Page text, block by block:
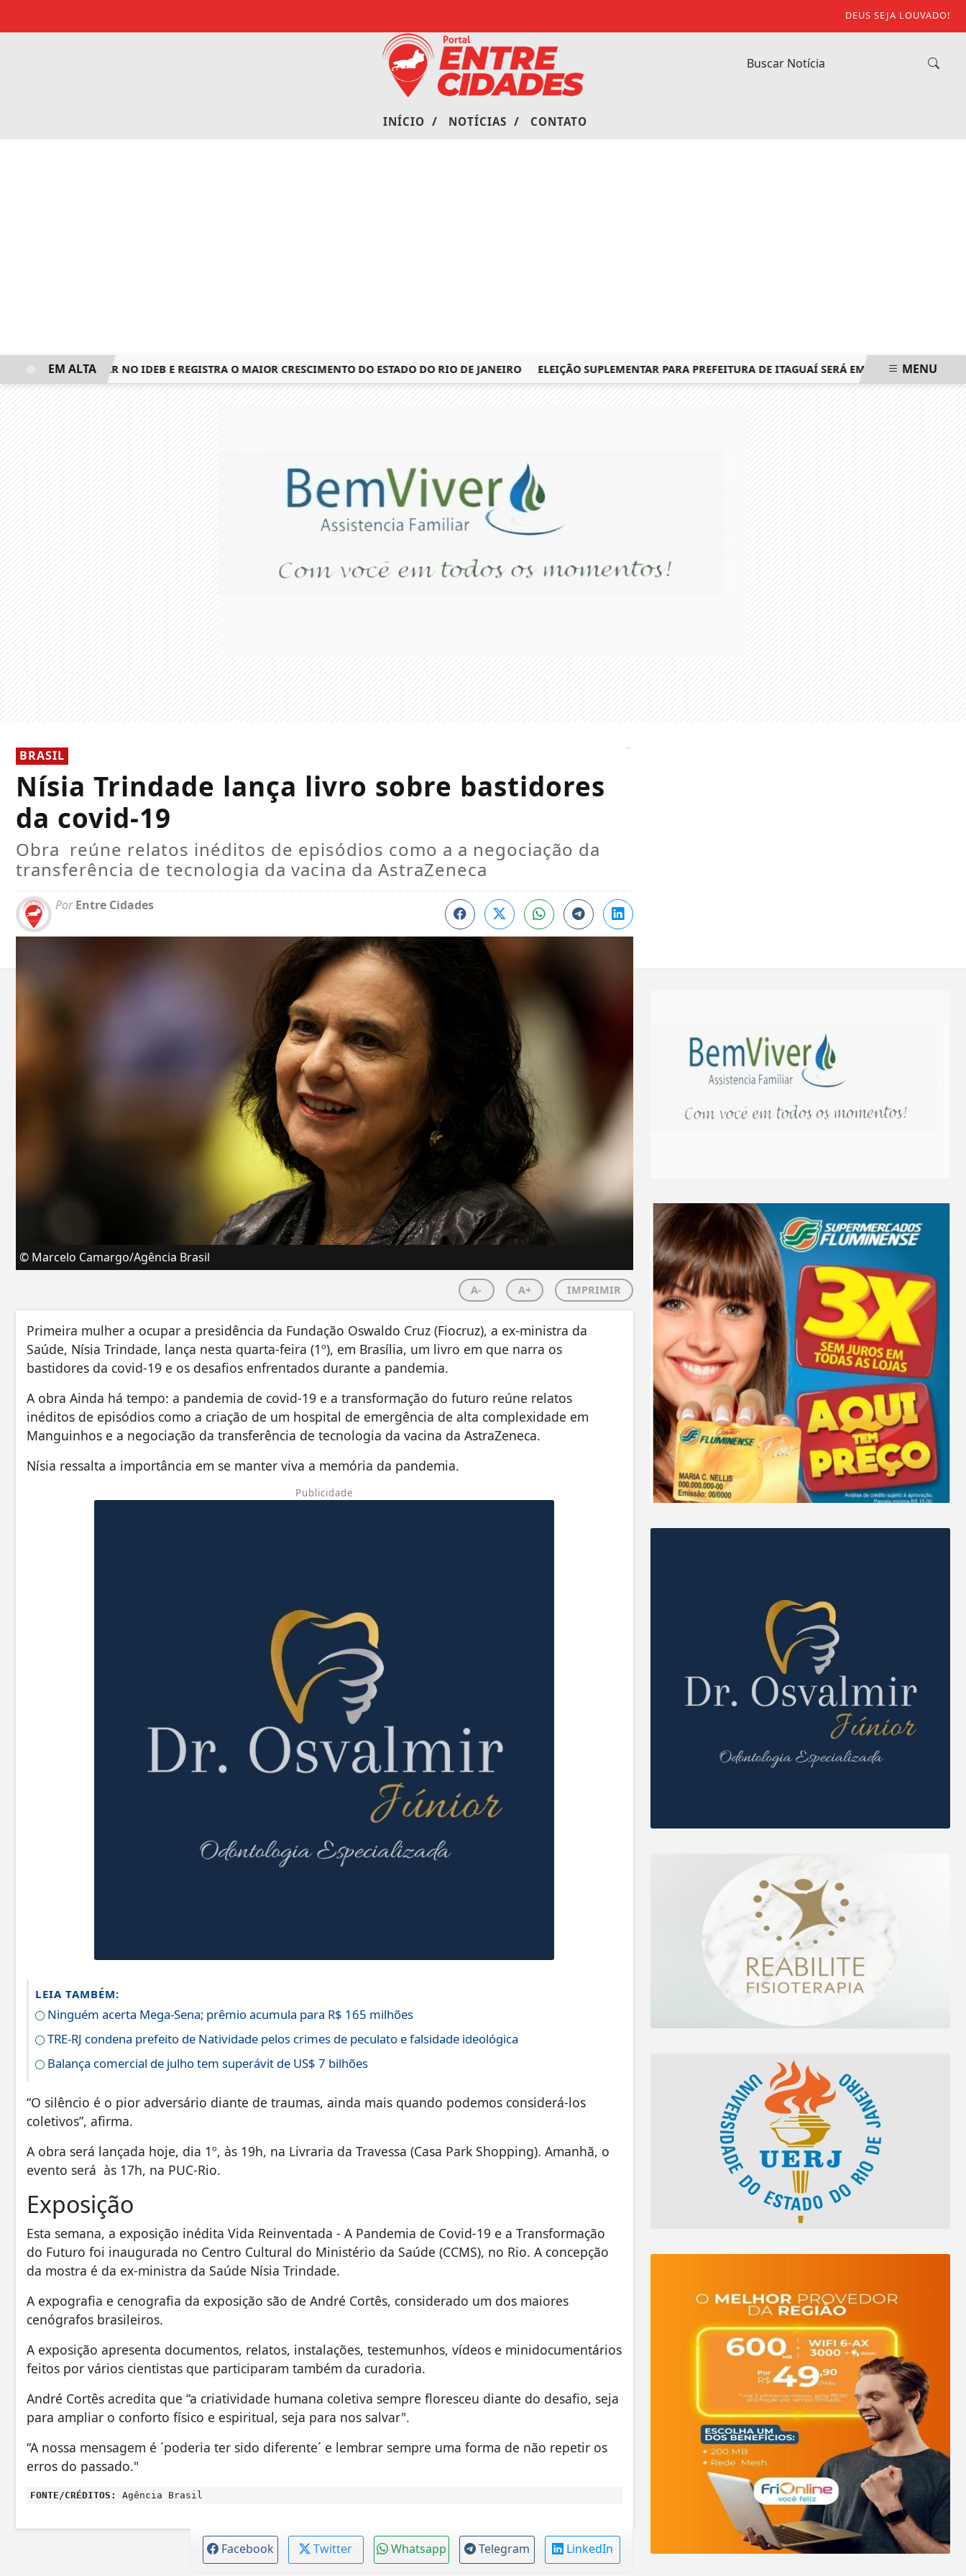
DEUS SEJA LOUVADO!
INÍCIO / NOTÍCIAS / CONTATO
3º LUGAR NO IDEB E REGISTRA O MAIOR CRESCIMENTO DO ESTADO DO RIO DE JANEIRO ELEIÇÃO SUPLEMENTAR PARA PREFEITURA DE ITAGUAÍ SERÁ EM 25 DE OUTUBRO,
EM ALTA MENU
BRASIL
Nísia Trindade lança livro sobre bastidores
da covid-19
Obra reúne relatos inéditos de episódios como a a negociação da
transferência de tecnologia da vacina da AstraZeneca
PorEntre Cidades
© Marcelo Camargo/Agência Brasil
A- A+ IMPRIMIR
Primeira mulher a ocupar a presidência da Fundação Oswaldo Cruz (Fiocruz), a ex-ministra da
Saúde, Nísia Trindade, lança nesta quarta-feira (1º), em Brasília, um livro em que narra os
bastidores da covid-19 e os desafios enfrentados durante a pandemia.
A obra Ainda há tempo: a pandemia de covid-19 e a transformação do futuro reúne relatos
inéditos de episódios como a criação de um hospital de emergência de alta complexidade em
Manguinhos e a negociação da transferência de tecnologia da vacina da AstraZeneca.
Nísia ressalta a importância em se manter viva a memória da pandemia.
Publicidade
LEIA TAMBÉM:
Ninguém acerta Mega-Sena; prêmio acumula para R$ 165 milhões
TRE-RJ condena prefeito de Natividade pelos crimes de peculato e falsidade ideológica
Balança comercial de julho tem superávit de US$ 7 bilhões
“O silêncio é o pior adversário diante de traumas, ainda mais quando podemos considerá-los
coletivos”, afirma.
A obra será lançada hoje, dia 1º, às 19h, na Livraria da Travessa (Casa Park Shopping). Amanhã, o
evento será às 17h, na PUC-Rio.
Exposição
Esta semana, a exposição inédita Vida Reinventada - A Pandemia de Covid-19 e a Transformação
do Futuro foi inaugurada no Centro Cultural do Ministério da Saúde (CCMS), no Rio. A concepção
da mostra é da ex-ministra da Saúde Nísia Trindade.
A expografia e cenografia da exposição são de André Cortês, considerado um dos maiores
cenógrafos brasileiros.
A exposição apresenta documentos, relatos, instalações, testemunhos, vídeos e minidocumentários
feitos por vários cientistas que participaram também da curadoria.
André Cortês acredita que “a criatividade humana coletiva sempre floresceu diante do desafio, seja
para ampliar o conforto físico e espiritual, seja para nos salvar".
“A nossa mensagem é ´poderia ter sido diferente´ e lembrar sempre uma forma de não repetir os
erros do passado."
FONTE/CRÉDITOS: Agência Brasil
Facebook Twitter Whatsapp Telegram LinkedIn